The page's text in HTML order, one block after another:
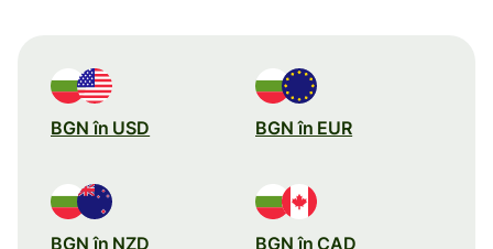
BGN în USD BGN în EUR
BGN în NZD BGN în CAD